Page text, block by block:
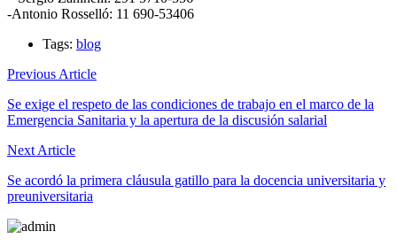
-Antonio Rosselló: 11 690-53406
Tags: blog
Previous Article
Se exige el respeto de las condiciones de trabajo en el marco de la
Emergencia Sanitaria y la apertura de la discusión salarial
Next Article
Se acordó la primera cláusula gatillo para la docencia universitaria y
preuniversitaria